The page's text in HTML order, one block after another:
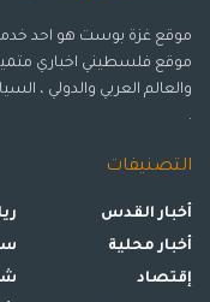
موقع فلسطيني اخباري
والعالم العربي والدولي ،
.
التصنيفات
أخبار القدس
أخبار محلية
إقتصاد